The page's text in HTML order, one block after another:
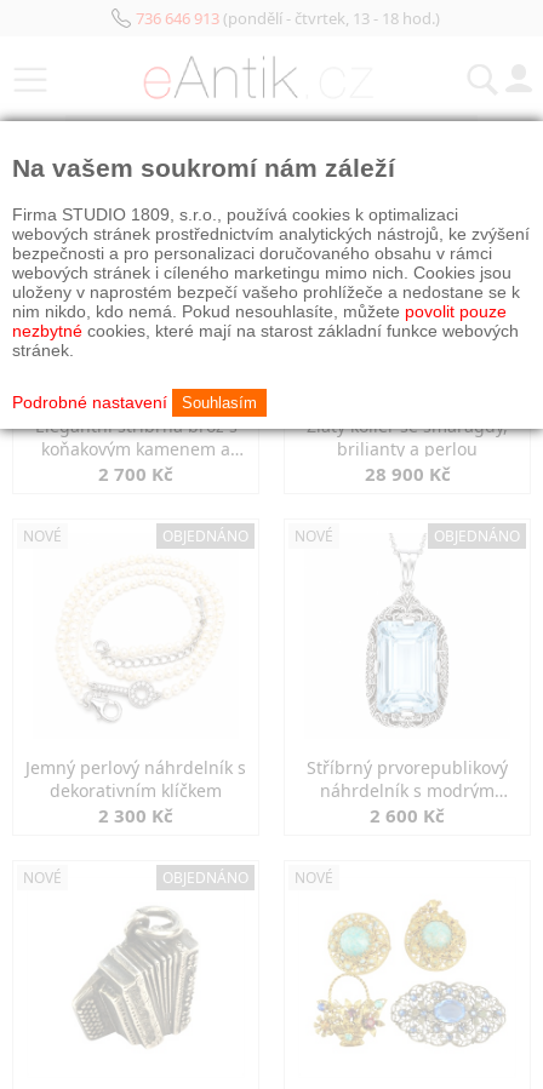
736 646 913(pondělí - čtvrtek, 13 - 18 hod.)
Elegantní stříbrná brož s
koňakovým kamenem a
markazity
2 700 Kč
Zlatý kolier se smaragdy,
brilianty a perlou
28 900 Kč
NOVÉ OBJEDNÁNO
Jemný perlový náhrdelník s
dekorativním klíčkem
2 300 Kč
NOVÉ OBJEDNÁNO
Stříbrný prvorepublikový
náhrdelník s modrým
spinelem
2 600 Kč
NOVÉ OBJEDNÁNO NOVÉ
Na vašem soukromí nám záleží
Firma STUDIO 1809, s.r.o., používá cookies k optimalizaci
webových stránek prostřednictvím analytických nástrojů, ke zvýšení
bezpečnosti a pro personalizaci doručovaného obsahu v rámci
webových stránek i cíleného marketingu mimo nich. Cookies jsou
uloženy v naprostém bezpečí vašeho prohlížeče a nedostane se k
nim nikdo, kdo nemá. Pokud nesouhlasíte, můžete povolit pouze
nezbytné cookies, které mají na starost základní funkce webových
stránek.
Podrobné nastavení Souhlasím